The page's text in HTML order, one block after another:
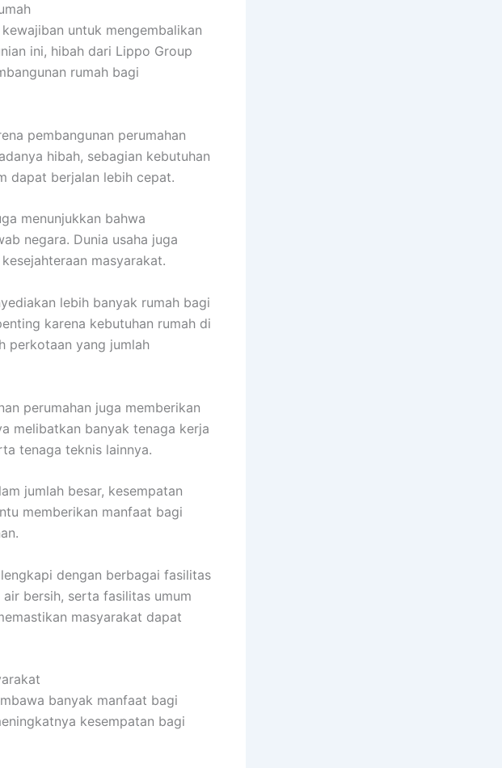
untuk mengembalikan
ini, hibah dari Lippo Group
rumah bagi
pembangunan perumahan
hibah, sebagian kebutuhan
dapat berjalan lebih cepat.
menunjukkan bahwa
negara. Dunia usaha juga
masyarakat.
lebih banyak rumah bagi
karena kebutuhan rumah di
perkotaan yang jumlah
perumahan juga memberikan
melibatkan banyak tenaga kerja
tenaga teknis lainnya.
jumlah besar, kesempatan
memberikan manfaat bagi
dengan berbagai fasilitas
bersih, serta fasilitas umum
masyarakat dapat
banyak manfaat bagi
kesempatan bagi